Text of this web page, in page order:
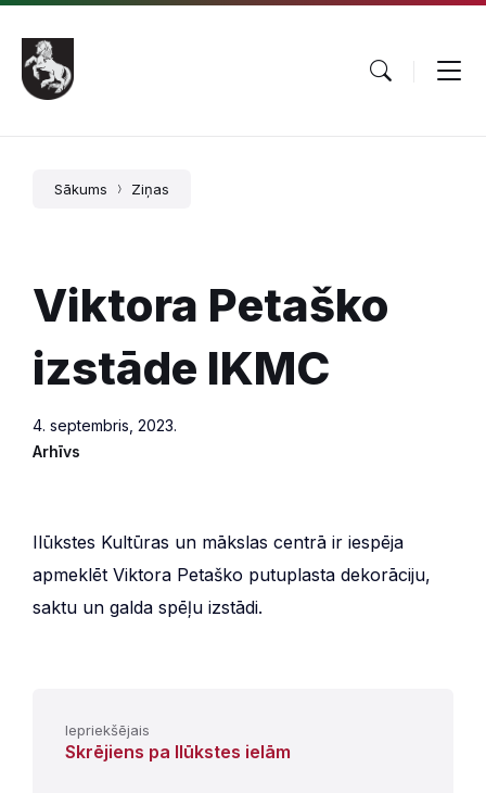
Pāriet
saturu
Skip
main
navigation
Skip
footer
Sākums Ziņas
Viktora Petaško
izstāde IKMC
4. septembris, 2023.
Arhīvs
Ilūkstes Kultūras un mākslas centrā ir iespēja
apmeklēt Viktora Petaško putuplasta dekorāciju,
saktu un galda spēļu izstādi.
Iepriekšējais
Skrējiens pa Ilūkstes ielām